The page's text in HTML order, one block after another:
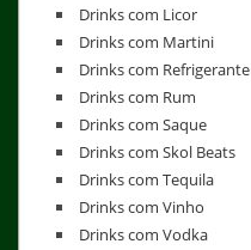
Drinks com Licor
Drinks com Martini
Drinks com Refrigerante
Drinks com Rum
Drinks com Saque
Drinks com Skol Beats
Drinks com Tequila
Drinks com Vinho
Drinks com Vodka